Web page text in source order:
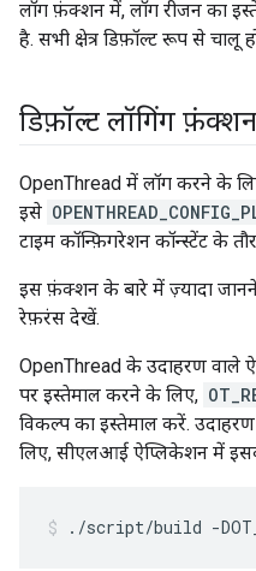
लॉग फ़ंक्शन में, लॉग रीजन का
है. सभी क्षेत्र डिफ़ॉल्ट रूप से चालू
डिफ़ॉल्ट लॉगिंग
OpenThread में लॉग करने के
इसे
टाइम कॉन्फ़िगरेशन कॉन्स्टेंट के
इस फ़ंक्शन के बारे में ज़्यादा
रेफ़रंस देखें.
OpenThread के उदाहरण वाले
पर इस्तेमाल करने के लिए,
विकल्प का इस्तेमाल करें.
लिए, सीएलआई ऐप्लिकेशन में
./script/build -